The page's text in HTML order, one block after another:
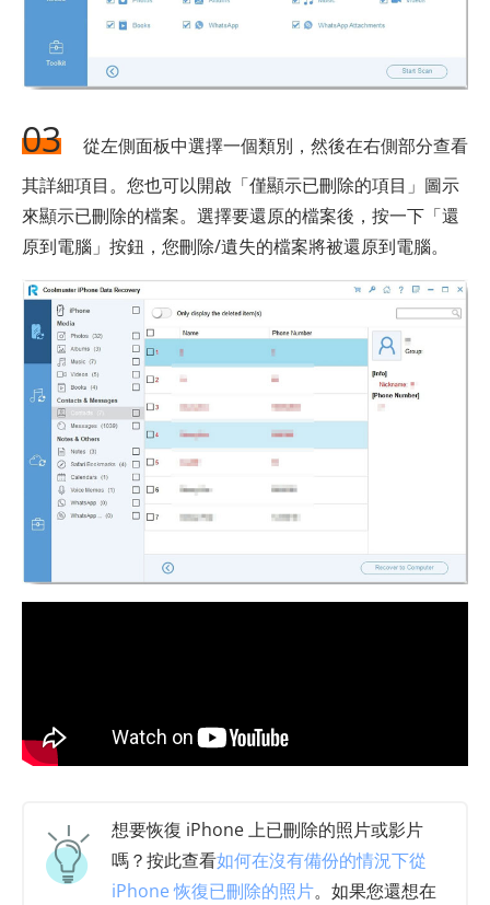
03
從左側面板中選擇一個類別，然後在右側部分查看
其詳細項目。您也可以開啟「僅顯示已刪除的項目」圖示
來顯示已刪除的檔案。選擇要還原的檔案後，按一下「還
原到電腦」按鈕，您刪除/遺失的檔案將被還原到電腦。
想要恢復 iPhone 上已刪除的照片或影片
嗎？按此查看如何在沒有備份的情況下從
iPhone 恢復已刪除的照片。如果您還想在